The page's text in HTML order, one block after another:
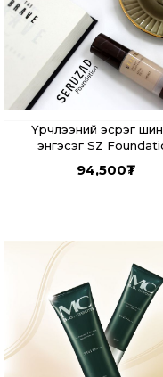
Үрчлээний эсрэг
энгэсэг SZ
94,500₮